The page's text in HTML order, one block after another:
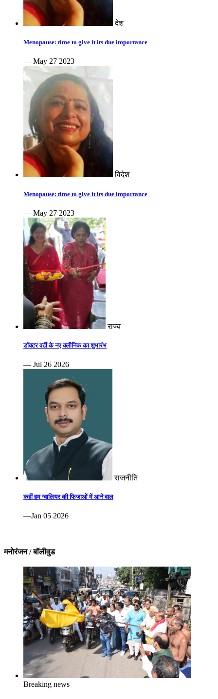
देश
Menopause: time to give it its due importance
— May 27 2023
विदेश
Menopause: time to give it its due importance
— May 27 2023
राज्य
डॉक्टर वर्टी के नए क्लीनिक का शुभारंभ
— Jul 26 2026
राजनीति
कहीं हम ग्वालियर की फिजाओं में आने वाल
—Jan 05 2026
मनोरंजन / बॉलीवुड
Breaking news